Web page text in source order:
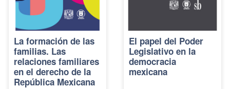
La formación de las
familias. Las
relaciones familiares
en el derecho de la
República Mexicana
El papel del Poder
Legislativo en la
democracia
mexicana